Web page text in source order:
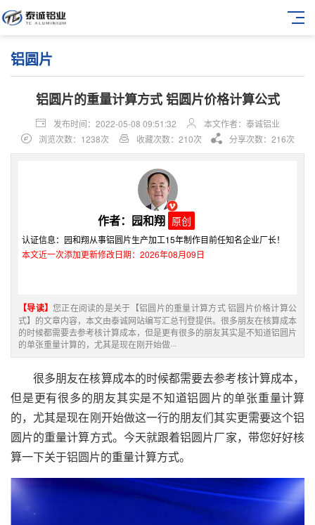
铝圆片
​铝圆片的重量计算方式 铝圆片价格计算公式
发布时间：2022-05-08 09:51:32
本文作者：泰诚铝业
浏览次数：1238次
收藏次数：210次 分享次数：216次
作者：园和翔 原创
认证信息：园和翔从事铝圆片生产加工15年制作目前任知名企业厂长！
本文近一次添加更新修改日期：2026年08月09日
【导读】您正在阅读的是关于【​铝圆片的重量计算方式 铝圆片价格计算公
式】的文章内容，本文由泰诚网站编写汇总刊登提供。很多朋友在核算成本
的时候都需要去参考核计算成本，但是更有很多的朋友其实是不知道铝圆片
的单张重量计算的，尤其是现在刚开始做···
很多朋友在核算成本的时候都需要去参考核计算成本，
但是更有很多的朋友其实是不知道铝圆片的单张重量计算
的，尤其是现在刚开始做这一行的朋友们其实更需要这个铝
圆片的重量计算方式。今天就跟着铝圆片厂家，带您好好核
算一下关于铝圆片的重量计算方式。